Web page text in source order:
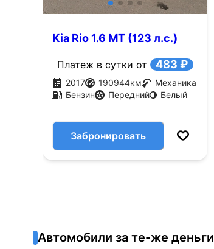
Kia Rio 1.6 MT (123 л.с.)
Платеж в сутки от 483 ₽
2017 190944км
Механика
Бензин
Передний Белый
Забронировать
Автомобили за те-же деньги